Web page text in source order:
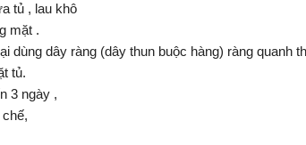
tủ , lau khô
mặt .
dây ràng (dây thun buộc hàng) ràng quanh
tủ.
3 ngày ,